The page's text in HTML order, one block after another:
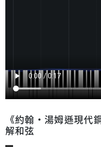
《約翰‧湯姆遜現代
解和弦